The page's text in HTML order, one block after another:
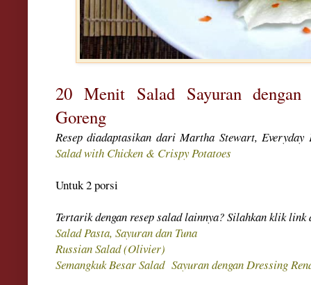
20 Menit Salad Sayuran
Goreng
Resep diadaptasikan dari Martha Stewart,
Salad with Chicken & Crispy Potatoes
Untuk 2 porsi
Tertarik dengan resep salad lainnya? Silahkan klik
Salad Pasta, Sayuran dan Tuna
Russian Salad (Olivier)
Semangkuk Besar Salad Sayuran dengan Dressing